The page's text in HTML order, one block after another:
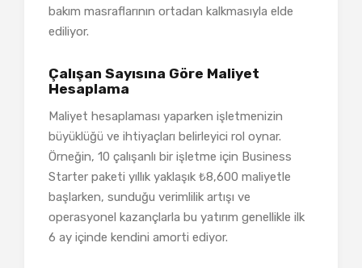
bakım masraflarının ortadan kalkmasıyla elde
ediliyor.
Çalışan Sayısına Göre Maliyet
Hesaplama
Maliyet hesaplaması yaparken işletmenizin
büyüklüğü ve ihtiyaçları belirleyici rol oynar.
Örneğin, 10 çalışanlı bir işletme için Business
Starter paketi yıllık yaklaşık ₺8,600 maliyetle
başlarken, sunduğu verimlilik artışı ve
operasyonel kazançlarla bu yatırım genellikle ilk
6 ay içinde kendini amorti ediyor.